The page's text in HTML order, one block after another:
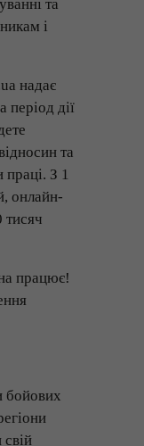
та
і
надає
період дії
та
праці. З 1
онлайн-
тисяч
працює!
бойових